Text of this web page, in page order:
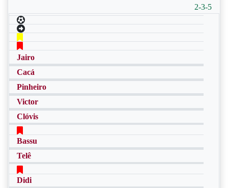
2-3-5
Jairo
Cacá
Pinheiro
Victor
Clóvis
Bassu
Telê
Didi